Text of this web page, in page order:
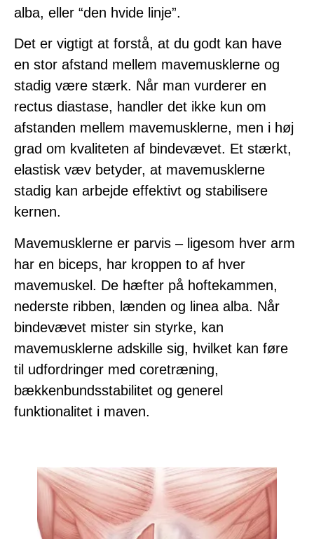
alba, eller “den hvide linje”.
Det er vigtigt at forstå, at du godt kan have
en stor afstand mellem mavemusklerne og
stadig være stærk. Når man vurderer en
rectus diastase, handler det ikke kun om
afstanden mellem mavemusklerne, men i høj
grad om kvaliteten af bindevævet. Et stærkt,
elastisk væv betyder, at mavemusklerne
stadig kan arbejde effektivt og stabilisere
kernen.
Mavemusklerne er parvis – ligesom hver arm
har en biceps, har kroppen to af hver
mavemuskel. De hæfter på hoftekammen,
nederste ribben, lænden og linea alba. Når
bindevævet mister sin styrke, kan
mavemusklerne adskille sig, hvilket kan føre
til udfordringer med coretræning,
bækkenbundsstabilitet og generel
funktionalitet i maven.